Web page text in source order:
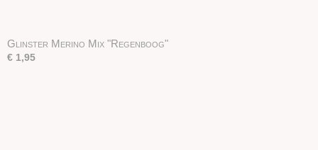
Glinster Merino Mix "Regenboog"
€ 1,95